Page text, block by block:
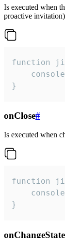
Is executed when
proactive
function
}
onClose#
Is executed when
function
}
onChangeState